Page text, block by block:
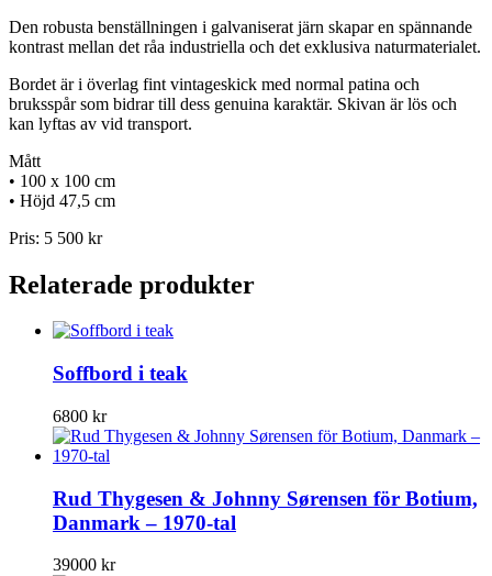
Den robusta benställningen i galvaniserat järn skapar en spännande
kontrast mellan det råa industriella och det exklusiva naturmaterialet.
Bordet är i överlag fint vintageskick med normal patina och
bruksspår som bidrar till dess genuina karaktär. Skivan är lös och
kan lyftas av vid transport.
Mått
• 100 x 100 cm
• Höjd 47,5 cm
Pris: 5 500 kr
Relaterade produkter
Soffbord i teak
6800 kr
Rud Thygesen & Johnny Sørensen för Botium,
Danmark – 1970-tal
39000 kr